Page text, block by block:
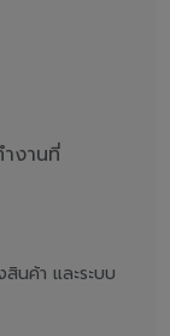
งานที่
สินค้า และระบบ